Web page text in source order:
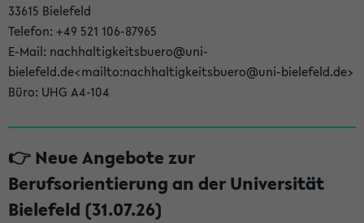
33615 Bielefeld
Telefon: +49 521 106-87965
E-Mail: nachhaltigkeitsbuero@uni-
bielefeld.de<mailto:nachhaltigkeitsbuero@uni-bielefeld.de>
Büro: UHG A4-104
👉 Neue Angebote zur
Berufsorientierung an der Universität
Bielefeld (31.07.26)